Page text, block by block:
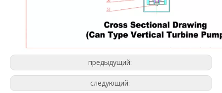
предыдущий:
следующий: